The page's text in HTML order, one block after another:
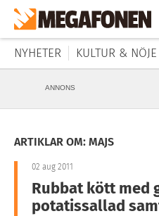
NYHETER KULTUR & NÖJE
ANNONS
ARTIKLAR OM: MAJS
02 aug 2011
Rubbat kött med
potatissallad